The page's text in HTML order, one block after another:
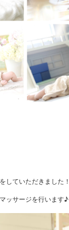
していただきました！
ッサージを行います♪